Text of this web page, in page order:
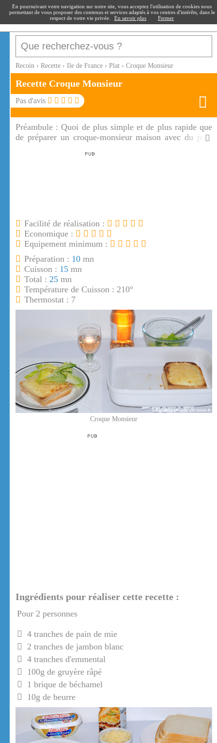
recoin.fr
Recoin › Recette › Ile de France › Plat › Croque Monsieur
Recette Croque Monsieur
Pas d'avis
Préambule :Quoi de plus simple et de plus rapide que
de préparer un croque-monsieur maison avec du pain
croque-monsieur se déguste avec une salade verte
Facilité de réalisation :
Economique :
Equipement minimum :
Préparation : 10 mn
Cuisson : 15 mn
Total : 25 mn
Température de Cuisson : 210°
Thermostat : 7
Croque Monsieur
Ingrédients pour réaliser cette recette :
Pour 2 personnes
4 tranches de pain de mie
2 tranches de jambon blanc
4 tranches d'emmental
100g de gruyère râpé
1 brique de béchamel
10g de beurre
En poursuivant votre navigation sur notre site, vous acceptez l'utilisation de cookies nous
permettant de vous proposer des contenus et services adaptés à vos centres d'intérêts, dans le
respect de votre vie privée.
En savoir plus Fermer